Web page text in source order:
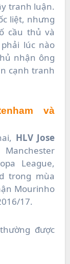
tranh luận.
liệt, nhưng
cầu thủ và
lúc nào
nhận ông
cạnh tranh
và
HLV Jose
League,
trong mùa
Mourinho
17.
được